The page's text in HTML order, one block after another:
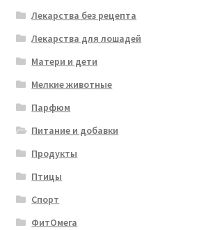
Лекарства без рецепта
Лекарства для лошадей
Матери и дети
Мелкие животные
Парфюм
Питание и добавки
Продукты
Птицы
Спорт
ФитОмега